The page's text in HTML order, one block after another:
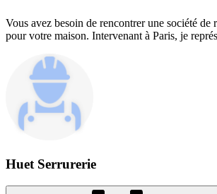
Vous avez besoin de rencontrer une société
pour votre maison. Intervenant à Paris, je
Huet Serrurerie